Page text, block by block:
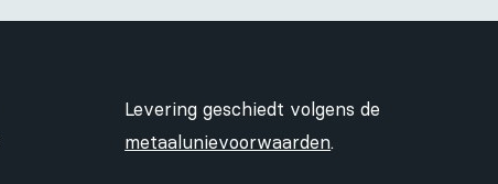
Levering geschiedt volgens de
metaalunievoorwaarden.